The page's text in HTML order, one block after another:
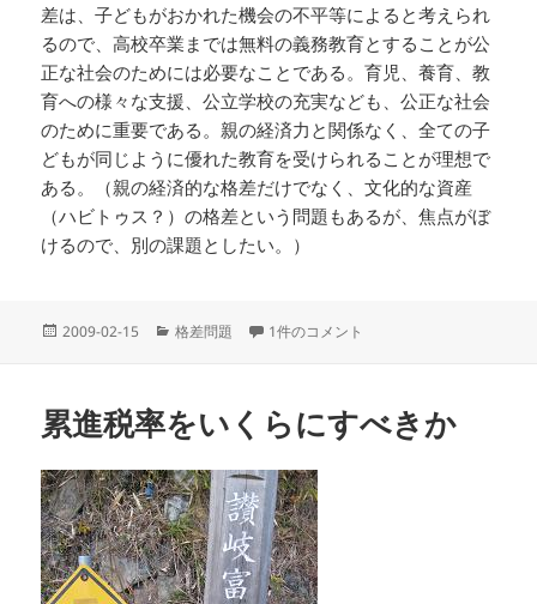
差は、子どもがおかれた機会の不平等によると考えられ
るので、高校卒業までは無料の義務教育とすることが公
正な社会のためには必要なことである。育児、養育、教
育への様々な支援、公立学校の充実なども、公正な社会
のために重要である。親の経済力と関係なく、全ての子
どもが同じように優れた教育を受けられることが理想で
ある。（親の経済的な格差だけでなく、文化的な資産
（ハビトゥス？）の格差という問題もあるが、焦点がぼ
けるので、別の課題としたい。）
投
2009-02-15
カ
ー
格差問題 資本主義の原理的な自己矛盾 への
1件のコメント
累進税率をいくらにすべきか